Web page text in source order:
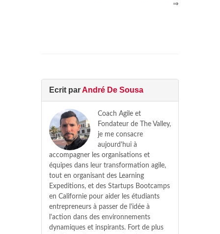
⇒
Ecrit parAndré De Sousa
Coach Agile et
Fondateur de The Valley,
je me consacre
aujourd'hui à
accompagner les organisations et
équipes dans leur transformation agile,
tout en organisant des Learning
Expeditions, et des Startups Bootcamps
en Californie pour aider les étudiants
entrepreneurs à passer de l'idée à
l'action dans des environnements
dynamiques et inspirants. Fort de plus